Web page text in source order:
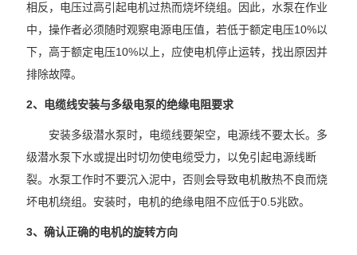
相反，电压过高引起电机过热而烧坏绕组。因此，水泵在作业
中，操作者必须随时观察电源电压值，若低于额定电压10%以
下，高于额定电压10%以上，应使电机停止运转，找出原因并
排除故障。
2、电缆线安装与多级电泵的绝缘电阻要求
安装多级潜水泵时，电缆线要架空，电源线不要太长。多
级潜水泵下水或提出时切勿使电缆受力，以免引起电源线断
裂。水泵工作时不要沉入泥中，否则会导致电机散热不良而烧
坏电机绕组。安装时，电机的绝缘电阻不应低于0.5兆欧。
3、确认正确的电机的旋转方向